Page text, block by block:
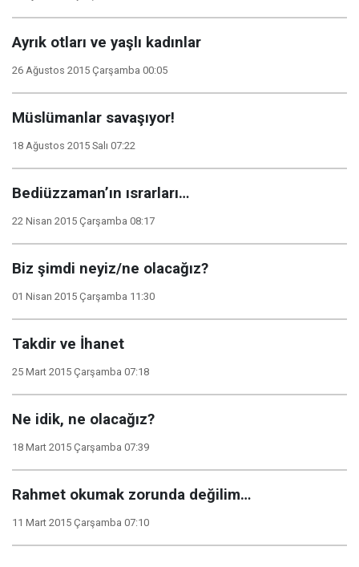
Ayrık otları ve yaşlı kadınlar
26 Ağustos 2015 Çarşamba 00:05
Müslümanlar savaşıyor!
18 Ağustos 2015 Salı 07:22
Bediüzzaman’ın ısrarları…
22 Nisan 2015 Çarşamba 08:17
Biz şimdi neyiz/ne olacağız?
01 Nisan 2015 Çarşamba 11:30
Takdir ve İhanet
25 Mart 2015 Çarşamba 07:18
Ne idik, ne olacağız?
18 Mart 2015 Çarşamba 07:39
Rahmet okumak zorunda değilim…
11 Mart 2015 Çarşamba 07:10